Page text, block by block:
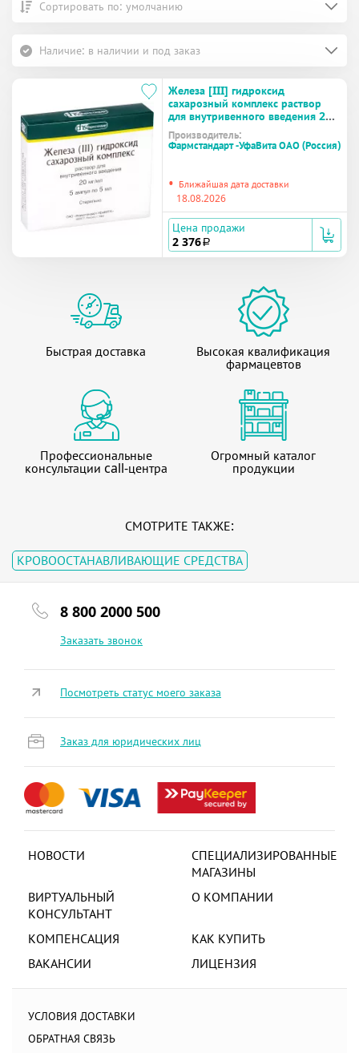
Сортировать по: умолчанию
Наличие: в наличии и под заказ
Железа [III] гидроксид
сахарозный комплекс раствор
для внутривенного введения 20
мг/мл ампулы 5 мл №5
Производитель:
Фармстандарт -УфаВита ОАО (Россия)
• Ближайшая дата доставки
18.08.2026
Цена продажи
2 376 a
Быстрая доставка Высокая квалификация
фармацевтов
Профессиональные
консультации call-центра
Огромный каталог
продукции
СМОТРИТЕ ТАКЖЕ:
КРОВООСТАНАВЛИВАЮЩИЕ СРЕДСТВА
8 800 2000 500
Заказать звонок
НОВОСТИ
СПЕЦИАЛИЗИРОВАННЫЕ
МАГАЗИНЫ
ВИРТУАЛЬНЫЙ
КОНСУЛЬТАНТ
О КОМПАНИИ
КОМПЕНСАЦИЯ
КАК КУПИТЬ
ВАКАНСИИ
ЛИЦЕНЗИЯ
УСЛОВИЯ ДОСТАВКИ
ОБРАТНАЯ СВЯЗЬ
Посмотреть статус моего заказа
Заказ для юридических лиц